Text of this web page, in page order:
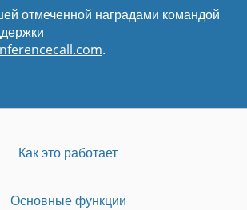
отмеченной наградами командой
.
Как это работает
Основные функции